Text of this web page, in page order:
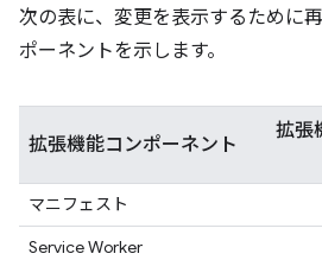
次の表に、変更を表示するために
ポーネントを示します。
拡張機能コンポーネント
拡張
マニフェスト
Service Worker